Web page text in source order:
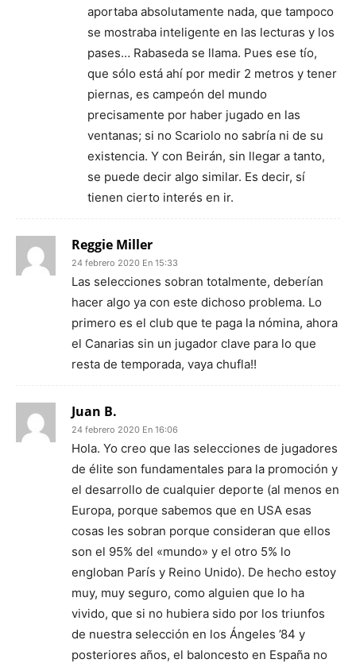
aportaba absolutamente nada, que tampoco
se mostraba inteligente en las lecturas y los
pases… Rabaseda se llama. Pues ese tío,
que sólo está ahí por medir 2 metros y tener
piernas, es campeón del mundo
precisamente por haber jugado en las
ventanas; si no Scariolo no sabría ni de su
existencia. Y con Beirán, sin llegar a tanto,
se puede decir algo similar. Es decir, sí
tienen cierto interés en ir.
Reggie Miller
24 febrero 2020 En 15:33
Las selecciones sobran totalmente, deberían
hacer algo ya con este dichoso problema. Lo
primero es el club que te paga la nómina, ahora
el Canarias sin un jugador clave para lo que
resta de temporada, vaya chufla!!
Juan B.
24 febrero 2020 En 16:06
Hola. Yo creo que las selecciones de jugadores
de élite son fundamentales para la promoción y
el desarrollo de cualquier deporte (al menos en
Europa, porque sabemos que en USA esas
cosas les sobran porque consideran que ellos
son el 95% del «mundo» y el otro 5% lo
engloban París y Reino Unido). De hecho estoy
muy, muy seguro, como alguien que lo ha
vivido, que si no hubiera sido por los triunfos
de nuestra selección en los Ángeles ’84 y
posteriores años, el baloncesto en España no